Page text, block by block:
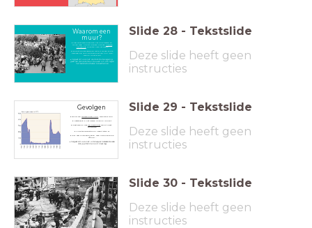
Waarom een
muur?
Veel Oost-Berlijners zien het rijke westen en
willen weg. Vooral mensen met eenhogere
opleidingvluchten naar het westen
De Oost-Duitse regering ziet dit als een grote
bedreiging voor de toekomst van hun land:
Berlijn moet dicht
Vergeet dit ook niet: de Oost-Duitse regering
geeft aan dat ze de Muur bouwen om zich tegen
het fascistische Westen te beschermen.
Slide 28 - Tekstslide
Deze slide heeft geen
instructies
Gevolgen
Bouw vanDe Berlijnse Muur , augustus 1961
Laatste gat in het IJzeren Gordijn is dicht
West-Berlijn waswél bereikbaar vanuit West-
Duitsland
Vluchtelingenstroom neemt sterk af
Wel: veel ontsnappingen, vaak met dodelijke
afloop...
Vergeet dit ook niet: ontsnappen betekende vaak
dat je je familie nooit meer zag.
Slide 29 - Tekstslide
Deze slide heeft geen
instructies
Slide 30 - Tekstslide
Deze slide heeft geen
instructies